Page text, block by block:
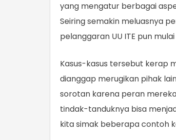
yang mengatur berbagai
Seiring semakin meluasnya
pelanggaran UU ITE pun
Kasus-kasus tersebut kerap
dianggap merugikan pihak
sorotan karena peran
tindak-tanduknya bisa
kita simak beberapa contoh